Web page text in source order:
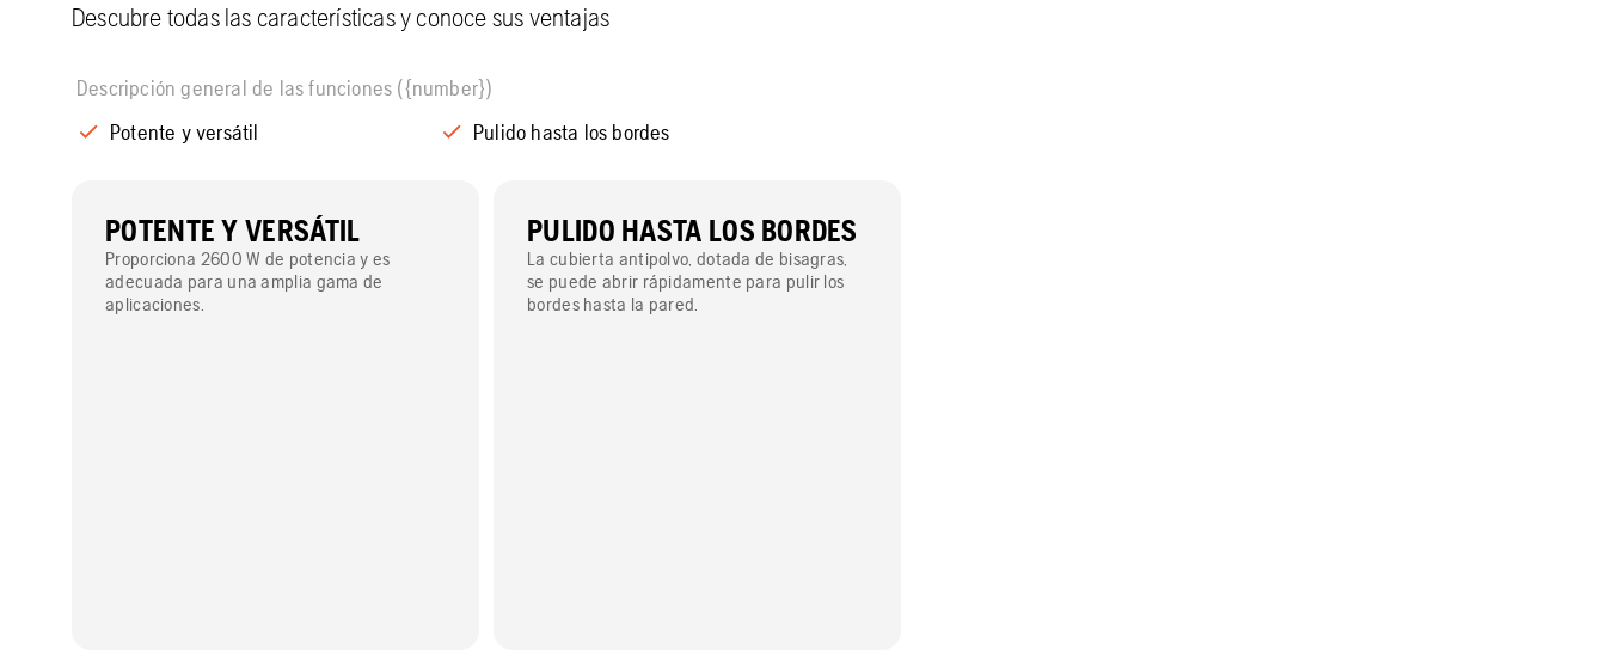
Descubre todas las características y conoce sus ventajas
Descripción general de las funciones ({number})
Potente y versátil
Pulido hasta los bordes
POTENTE Y VERSÁTIL
Proporciona 2600 W de potencia y es
adecuada para una amplia gama de
aplicaciones.
PULIDO HASTA LOS BORDES
La cubierta antipolvo, dotada de bisagras,
se puede abrir rápidamente para pulir los
bordes hasta la pared.